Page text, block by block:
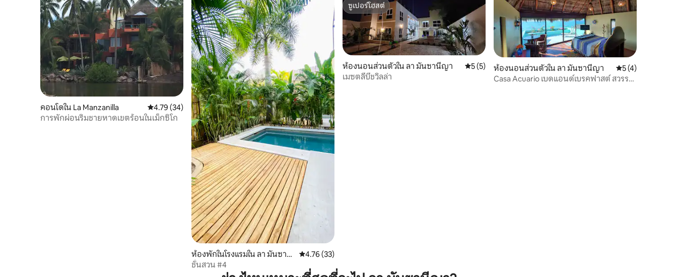
คอนโดใน La Manzanilla คะแนนเฉลี่ย 4.79 จาก 5, 34 รีวิว
4.79 (34)
การพักผ่อนริมชายหาดเขตร้อนในเม็กซิโก
ห้องพักในโรงแรมใน ลา มันซานี
ญา
คะแนนเฉลี่ย 4.76 จาก 5, 33 รีวิว
4.76 (33)
ชั้นสวน #4
ซูเปอร์โฮสต์
ซูเปอร์โฮสต์
ห้องนอนส่วนตัวใน ลา มันซานีญา คะแนนเฉลี่ย 5 จาก 5, 5 รีวิว
5 (5)
เมซตลีบีชวิลล่า
ห้องนอนส่วนตัวใน ลา มันซานีญา คะแนนเฉลี่ย 5 จา
5 (4)
Casa Acuario เบดแอนด์เบรคฟาสต์ สวรรค์